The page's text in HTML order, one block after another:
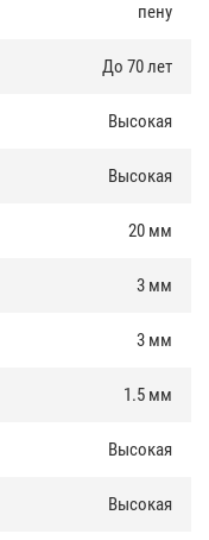
пену
До 70 лет
Высокая
Высокая
20 мм
3 мм
3 мм
1.5 мм
Высокая
Высокая